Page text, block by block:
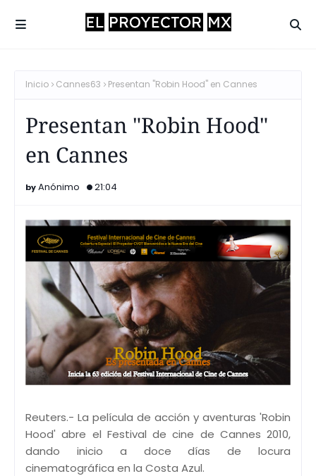
Inicio Cannes63 Presentan "Robin Hood" en Cannes
Presentan "Robin Hood"
en Cannes
Anónimo 21:04
Reuters.- La película de acción y aventuras 'Robin
Hood' abre el Festival de cine de Cannes 2010,
dando inicio a doce días de locura
cinematográfica en la Costa Azul.